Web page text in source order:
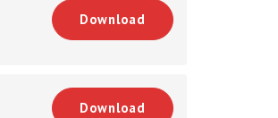
Download
Download